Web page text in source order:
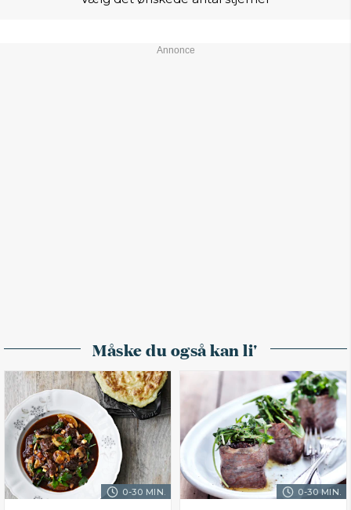
Måske du også kan li'
0-30 MIN. 0-30 MIN.